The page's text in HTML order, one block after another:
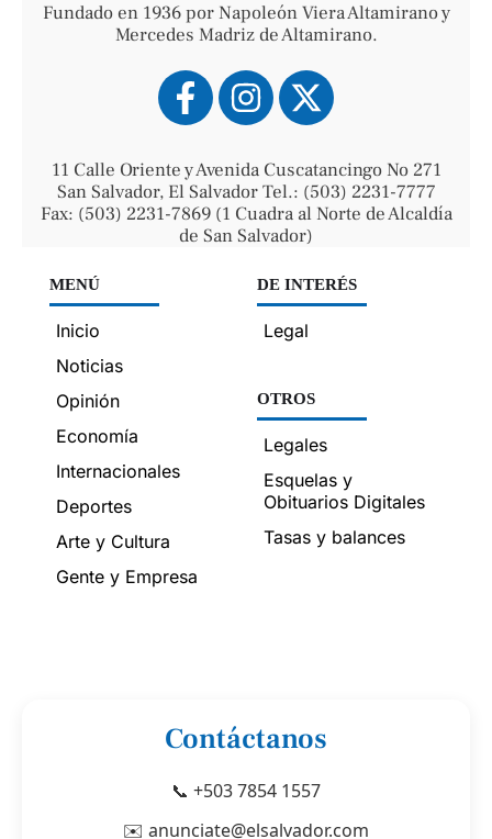
Fundado en 1936 por Napoleón Viera Altamirano y
Mercedes Madriz de Altamirano.
11 Calle Oriente y Avenida Cuscatancingo No 271
San Salvador, El Salvador Tel.: (503) 2231-7777
Fax: (503) 2231-7869 (1 Cuadra al Norte de Alcaldía
de San Salvador)
MENÚ
Inicio
Noticias
Opinión
Economía
Internacionales
Deportes
Arte y Cultura
Gente y Empresa
DE INTERÉS
Legal
OTROS
Legales
Esquelas y
Obituarios Digitales
Tasas y balances
Contáctanos
📞 +503 7854 1557
✉️ anunciate@elsalvador.com